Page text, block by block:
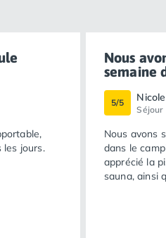
les jours.
Nous
semaine
5/5
Séjour
Nous avons
dans le
apprécié la
sauna, ainsi